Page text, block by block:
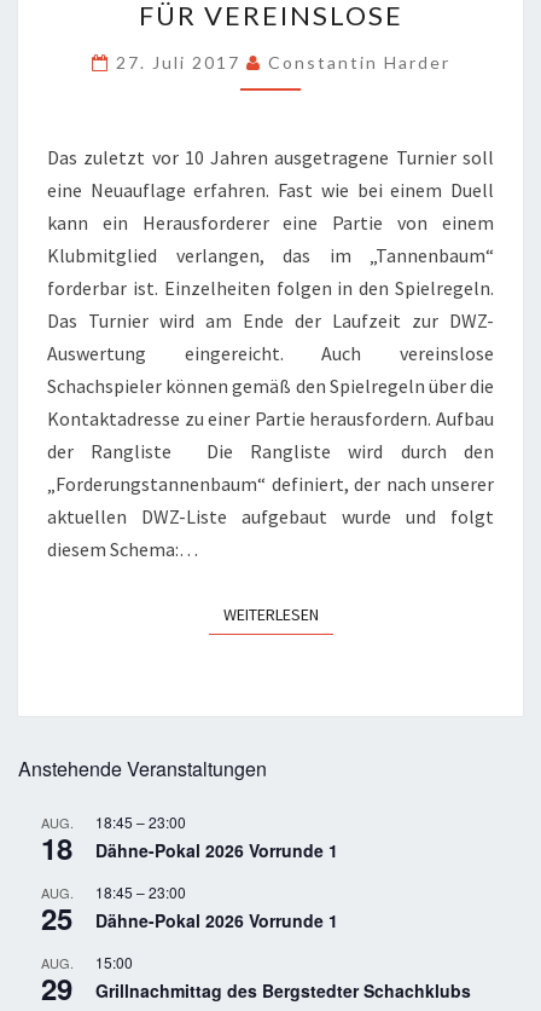
AUCH
FÜR
VEREINSLOSE
FÜR VEREINSLOSE
27. Juli 2017 Constantin Harder
Das zuletzt vor 10 Jahren ausgetragene Turnier soll
eine Neuauflage erfahren. Fast wie bei einem Duell
kann ein Herausforderer eine Partie von einem
Klubmitglied verlangen, das im „Tannenbaum“
forderbar ist. Einzelheiten folgen in den Spielregeln.
Das Turnier wird am Ende der Laufzeit zur DWZ-
Auswertung eingereicht. Auch vereinslose
Schachspieler können gemäß den Spielregeln über die
Kontaktadresse zu einer Partie herausfordern. Aufbau
der Rangliste Die Rangliste wird durch den
„Forderungstannenbaum“ definiert, der nach unserer
aktuellen DWZ-Liste aufgebaut wurde und folgt
diesem Schema:…
WEITERLESENWEITERLESEN
Anstehende Veranstaltungen
AUG.
18
18:45 –23:00
Dähne-Pokal 2026 Vorrunde 1
AUG.
25
18:45 –23:00
Dähne-Pokal 2026 Vorrunde 1
AUG.
29
15:00
Grillnachmittag des Bergstedter Schachklubs